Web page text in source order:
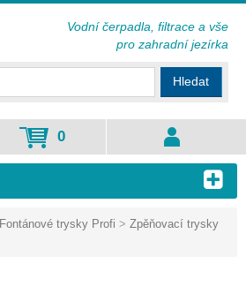
Fontánové trysky Profi > Zpěňovací trysky
Hledat
0
Vodní čerpadla, filtrace a vše
pro zahradní jezírka